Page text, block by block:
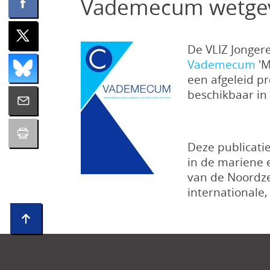
Vademecum
De VLIZ
Vademecum
een afgeleid
beschikbaar
Deze
in de mariene
van de
internationale,